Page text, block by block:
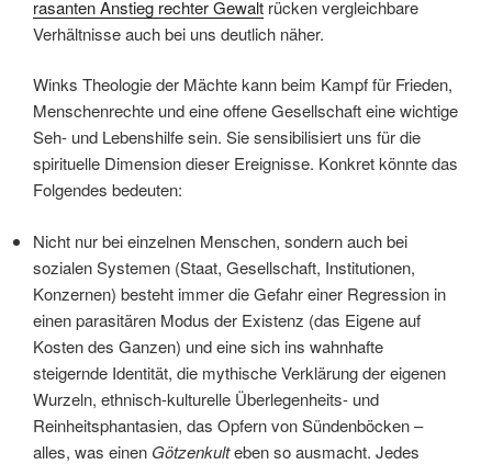
rasanten Anstieg rechter Gewalt rücken vergleichbare
Verhältnisse auch bei uns deutlich näher.
Winks Theologie der Mächte kann beim Kampf für Frieden,
Menschenrechte und eine offene Gesellschaft eine wichtige
Seh- und Lebenshilfe sein. Sie sensibilisiert uns für die
spirituelle Dimension dieser Ereignisse. Konkret könnte das
Folgendes bedeuten:
Nicht nur bei einzelnen Menschen, sondern auch bei
sozialen Systemen (Staat, Gesellschaft, Institutionen,
Konzernen) besteht immer die Gefahr einer Regression in
einen parasitären Modus der Existenz (das Eigene auf
Kosten des Ganzen) und eine sich ins wahnhafte
steigernde Identität, die mythische Verklärung der eigenen
Wurzeln, ethnisch-kulturelle Überlegenheits- und
Reinheitsphantasien, das Opfern von Sündenböcken –
alles, was einen Götzenkulteben so ausmacht. Jedes